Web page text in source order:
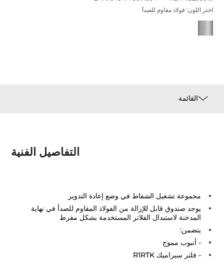
اختر اللون: فولاذ مقاوم للصدأ
القائمة
التفاصيل الفنية
مجموعة تشغيل الشفاط في وضع إعادة التدوير
يوجد صندوق قابل للإزالة من الفولاذ المقاوم للصدأ في نهاية
المدخنة لاستبدال الفلاتر المستخدمة بشكل مفرط
يتضمن:
- أنبوب مموج
- فلتر سيراميك R1RTK